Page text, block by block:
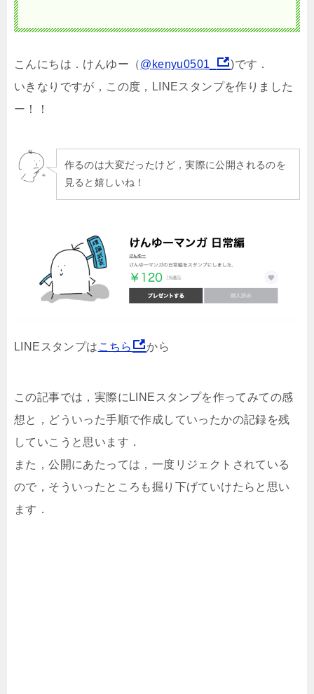
こんにちは．けんゆー（@kenyu0501_
)です．
いきなりですが，この度，LINEスタンプを作りました
ー！！
作るのは大変だったけど，実際に公開されるのを
見ると嬉しいね！
LINEスタンプは こちら から
この記事では，実際にLINEスタンプを作ってみての感
想と，どういった手順で作成していったかの記録を残
していこうと思います．
また，公開にあたっては，一度リジェクトされている
ので，そういったところも掘り下げていけたらと思い
ます．